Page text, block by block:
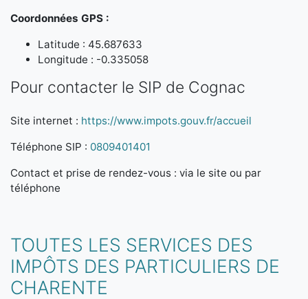
Coordonnées GPS :
Latitude : 45.687633
Longitude : -0.335058
Pour contacter le SIP de Cognac
Site internet : https://www.impots.gouv.fr/accueil
Téléphone SIP : 0809401401
Contact et prise de rendez-vous : via le site ou par
téléphone
TOUTES LES SERVICES DES
IMPÔTS DES PARTICULIERS DE
CHARENTE